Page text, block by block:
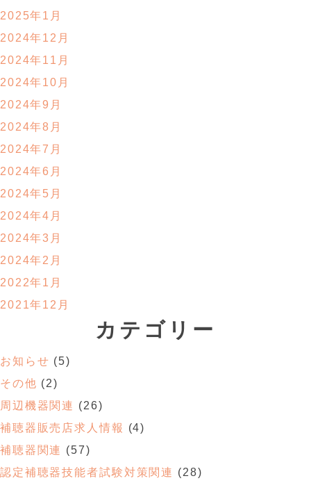
2025年1月
2024年12月
2024年11月
2024年10月
2024年9月
2024年8月
2024年7月
2024年6月
2024年5月
2024年4月
2024年3月
2024年2月
2022年1月
2021年12月
カテゴリー
お知らせ (5)
その他 (2)
周辺機器関連 (26)
補聴器販売店求人情報
(4)
補聴器関連 (57)
認定補聴器技能者試験対策関連 (28)